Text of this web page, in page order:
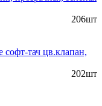
206шт
тач цв.клапан,
202шт